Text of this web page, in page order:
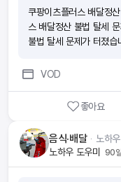
쿠팡이츠플러스 배달정
스 배달정산 불법 탈세
불법 탈세 문제가 터졌
VOD
좋아요
음식·배달ᆞ 노하우
노하우 도우미 90